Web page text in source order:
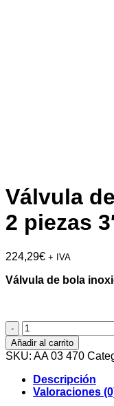
Válvula
2 piezas
224,29€ + IVA
Válvula de bola
Válvula
de
bola
inoxidable
2
piezas
Añadir al carrito
SKU: AA 03 470
Descripción
Valoraciones